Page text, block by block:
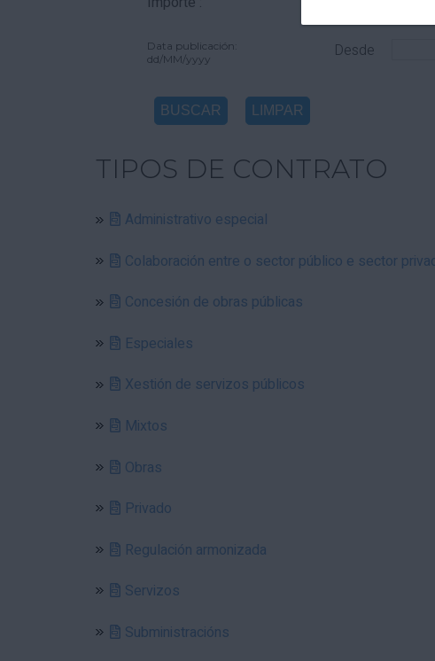
Data publicación:
dd/MM/yyyy
Desde
TIPOS DE CONTRATO
Administrativo especial
Colaboración entre o sector público e sector
Concesión de obras públicas
Especiales
Xestión de servizos públicos
Mixtos
Obras
Privado
Regulación armonizada
Servizos
Subministracións